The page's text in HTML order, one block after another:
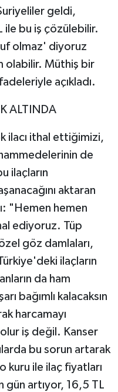
geldi,
ile bu iş çözülebilir.
olmaz' diyoruz
olabilir. Müthiş bir
açıkladı.
ALTINDA
ilacı ithal ettiğimizi,
de
ilaçların
aktaran
"Hemen hemen
ediyoruz. Tüp
göz damlaları,
ilaçların
da ham
bağımlı kalacaksın
harcamayı
olur iş değil. Kanser
bu sorun artarak
kuru ile ilaç fiyatları
gün artıyor, 16,5 TL